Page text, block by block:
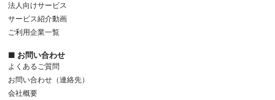
法人向けサービス
サービス紹介動画
ご利用企業一覧
■ お問い合わせ
よくあるご質問
お問い合わせ（連絡先）
会社概要